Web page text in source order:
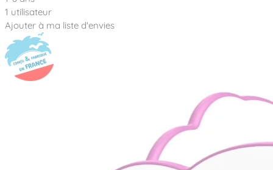
Équipements sportifs
Architectes, Paysagistes-concepteurs
Camping et résidences de vacances
Des aires intergénérationnelles de
Des aires de jeux pour tous les enfants
L’éco-conception de nos jeux
La végétalisation des cours d’école
Nos matériaux
Nos fonctions ludiques & sportives
Réalisations
Contact
Les questions fréquentes
1 utilisateur
Ajouter à ma liste d'envies